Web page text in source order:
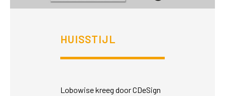
HUISSTIJL
Lobowise kreeg door CDeSign